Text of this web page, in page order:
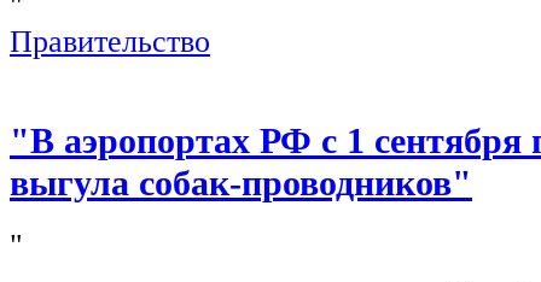
Правительство
"В аэропортах РФ с 1 сентября
выгула собак-проводников"
"